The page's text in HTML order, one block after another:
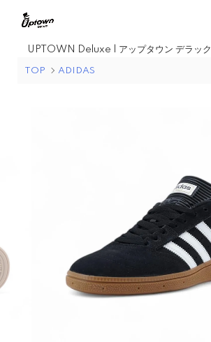
UPTOWN Deluxe | アップタウン デラック
TOP ADIDAS